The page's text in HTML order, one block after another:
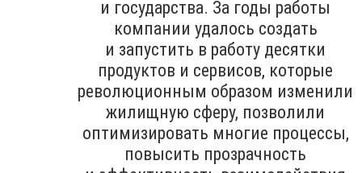
и государства. За годы работы
компании удалось создать
и запустить в работу десятки
продуктов и сервисов, которые
революционным образом изменили
жилищную сферу, позволили
оптимизировать многие процессы,
повысить прозрачность